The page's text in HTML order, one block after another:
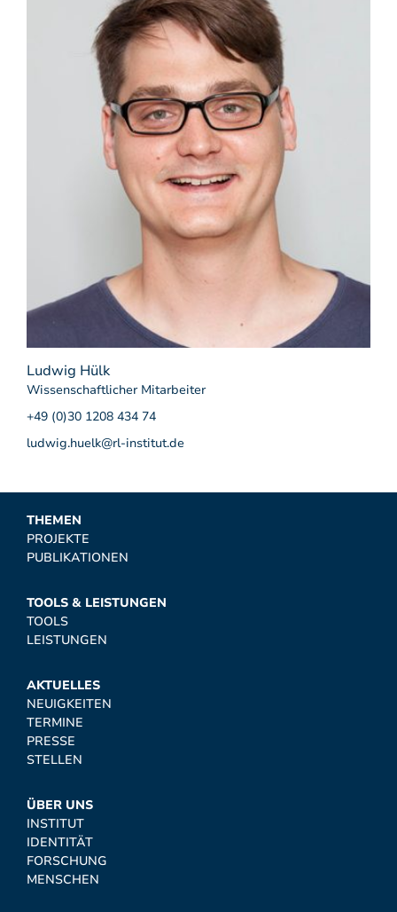
Ludwig Hülk
Wissenschaftlicher Mitarbeiter
+49 (0)30 1208 434 74
ludwig.huelk@rl-institut.de
THEMEN
PROJEKTE
PUBLIKATIONEN
TOOLS & LEISTUNGEN
TOOLS
LEISTUNGEN
AKTUELLES
NEUIGKEITEN
TERMINE
PRESSE
STELLEN
ÜBER UNS
INSTITUT
IDENTITÄT
FORSCHUNG
MENSCHEN